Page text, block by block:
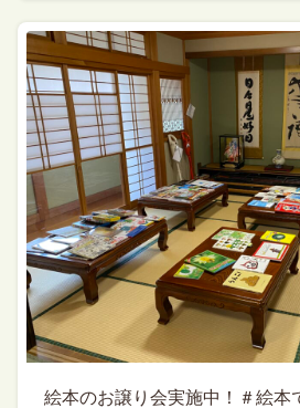
絵本のお譲り会実施中！＃絵本